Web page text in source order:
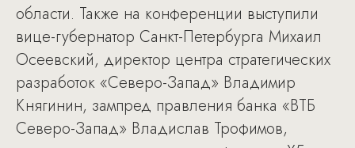
области. Также на конференции выступили
вице-губернатор Санкт-Петербурга Михаил
Осеевский, директор центра стратегических
разработок «Северо-Запад» Владимир
Княгинин, зампред правления банка «ВТБ
Северо-Запад» Владислав Трофимов,